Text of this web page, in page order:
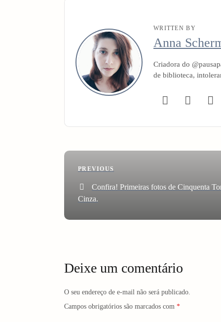
WRITTEN BY
Anna
Criadora do
de biblioteca,
P
a
v
Previous
PREVIOUS
Confira! Primeiras fotos de Cinquenta
Cinza.
Deixe um comentário
O seu endereço de e-mail não será publicado.
Campos obrigatórios são marcados com *